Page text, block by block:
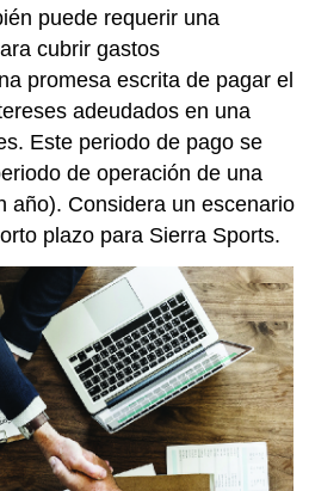
puede requerir una
cubrir gastos
promesa escrita de pagar el
adeudados en una
Este periodo de pago se
de operación de una
año). Considera un escenario
plazo para Sierra Sports.